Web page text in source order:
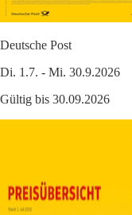
Deutsche Post
Di. 1.7. - Mi. 30.9.2026
Gültig bis 30.09.2026